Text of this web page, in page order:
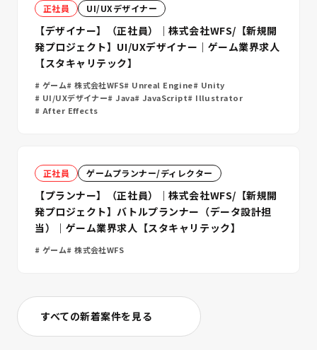
正社員 UI/UXデザイナー
【デザイナー】（正社員）｜株式会社WFS/【新規開
発プロジェクト】UI/UXデザイナー｜ゲーム業界求人
【スタキャリテック】
ゲーム 株式会社WFS Unreal Engine
Unity
UI/UXデザイナー
Java JavaScript
Illustrator
After Effects
正社員 ゲームプランナー/ディレクター
【プランナー】（正社員）｜株式会社WFS/【新規開
発プロジェクト】バトルプランナー（データ設計担
当）｜ゲーム業界求人【スタキャリテック】
ゲーム 株式会社WFS
すべての新着案件を見る